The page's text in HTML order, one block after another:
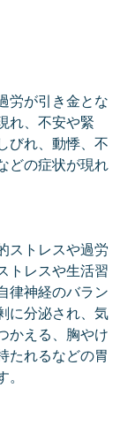
労が引き金とな
れ、不安や緊
びれ、動悸、不
どの症状が現れ
ストレスや過労
トレスや生活習
律神経のバラン
に分泌され、気
かえる、胸やけ
たれるなどの胃